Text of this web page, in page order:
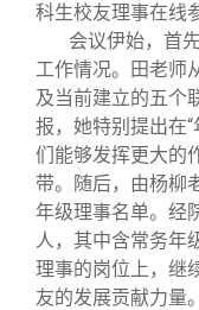
校
关
科生校友理事在线
会议伊始，首
工作情况。田老师
及当前建立的五个
报，她特别提出在
们能够发挥更大的
带。随后，由杨柳
年级理事名单。经
人，其中含常务年
理事的岗位上，继
友的发展贡献力量。